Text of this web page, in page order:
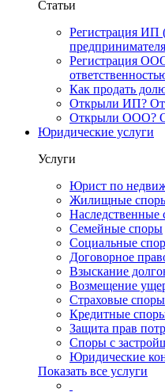
Статьи
Регистрация ИП
Регистрация
Как продать
Открыли ИП?
Открыли ООО?
Юридические услуги
Услуги
Юрист по
Жилищные
Наследственные
Семейные споры
Социальные
Договорное
Взыскание
Возмещение
Страховые споры
Кредитные
Защита прав
Споры с
Юридические
Показать все услуги